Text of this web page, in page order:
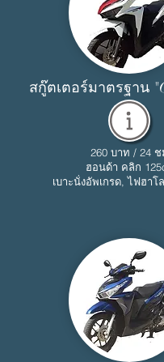
สกู๊ตเตอร์มาตรฐาน
260 บาท / 24 ช
ฮอนด้า คลิก
เบาะนั่งอัพเกรด, ไฟฮาโ